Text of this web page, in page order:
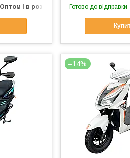
Оптом і в роздріб Готово до відправки
–14%